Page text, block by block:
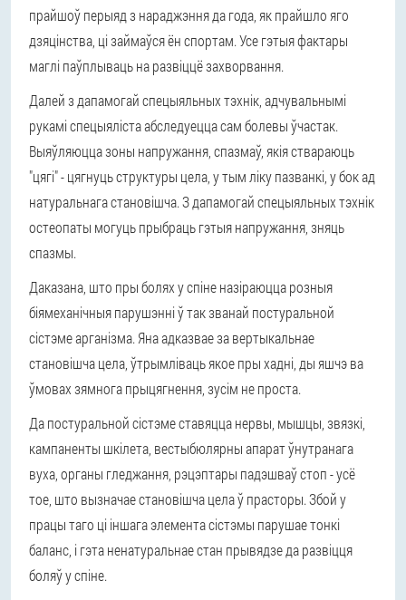
прайшоў перыяд з нараджэння да года, як прайшло яго
дзяцінства, ці займаўся ён спортам. Усе гэтыя фактары
маглі паўплываць на развіццё захворвання.
Далей з дапамогай спецыяльных тэхнік, адчувальнымі
рукамі спецыяліста абследуецца сам болевы ўчастак.
Выяўляюцца зоны напружання, спазмаў, якія ствараюць
"цягі" - цягнуць структуры цела, у тым ліку пазванкі, у бок ад
натуральнага становішча. З дапамогай спецыяльных тэхнік
остеопаты могуць прыбраць гэтыя напружання, зняць
спазмы.
Даказана, што пры болях у спіне назіраюцца розныя
біямеханічныя парушэнні ў так званай постуральной
сістэме арганізма. Яна адказвае за вертыкальнае
становішча цела, ўтрымліваць якое пры хадні, ды яшчэ ва
ўмовах зямнога прыцягнення, зусім не проста.
Да постуральной сістэме ставяцца нервы, мышцы, звязкі,
кампаненты шкілета, вестыбюлярны апарат ўнутранага
вуха, органы гледжання, рэцэптары падэшваў стоп - усё
тое, што вызначае становішча цела ў прасторы. Збой у
працы таго ці іншага элемента сістэмы парушае тонкі
баланс, і гэта ненатуральнае стан прывядзе да развіцця
боляў у спіне.